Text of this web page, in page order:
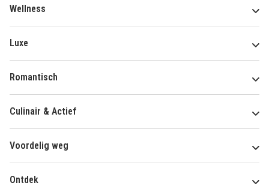
Wellness
Luxe
Romantisch
Culinair & Actief
Voordelig weg
Ontdek